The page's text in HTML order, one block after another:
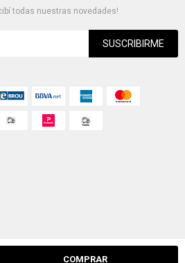
COMPRAR
todas nuestras novedades!
SUSCRIBIRME